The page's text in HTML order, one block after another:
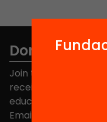
Don't miss
Join the more than
receive news about
educational change
Email address